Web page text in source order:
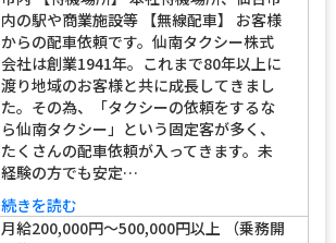
【契約期間】 期間の定めなし 具体的な仕
事内容 ◆営業方法◆ 【営業エリア】 仙台
市内 【待機場所】 本社待機場所、仙台市
内の駅や商業施設等 【無線配車】 お客様
からの配車依頼です。仙南タクシー株式
会社は創業1941年。これまで80年以上に
渡り地域のお客様と共に成長してきまし
た。その為、「タクシーの依頼をするな
ら仙南タクシー」という固定客が多く、
たくさんの配車依頼が入ってきます。未
経験の方でも安定…